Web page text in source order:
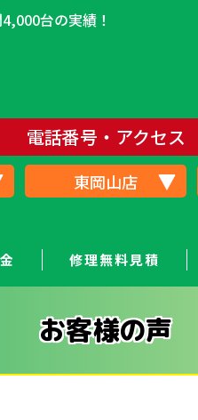
台の実績！
電話番号・アクセス
東岡山店
修理無料見積
お客様の声